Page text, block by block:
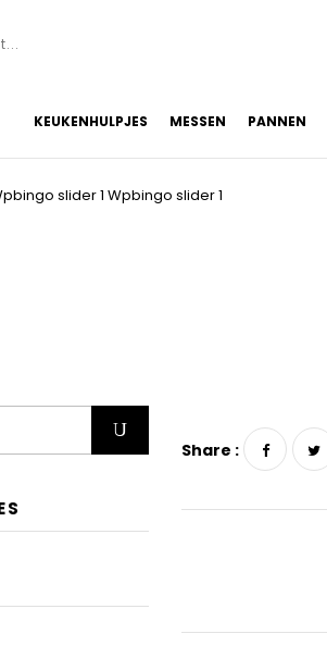
KEUKENHULPJES MESSEN PANNEN
slider 1 Wpbingo slider 1
Share :